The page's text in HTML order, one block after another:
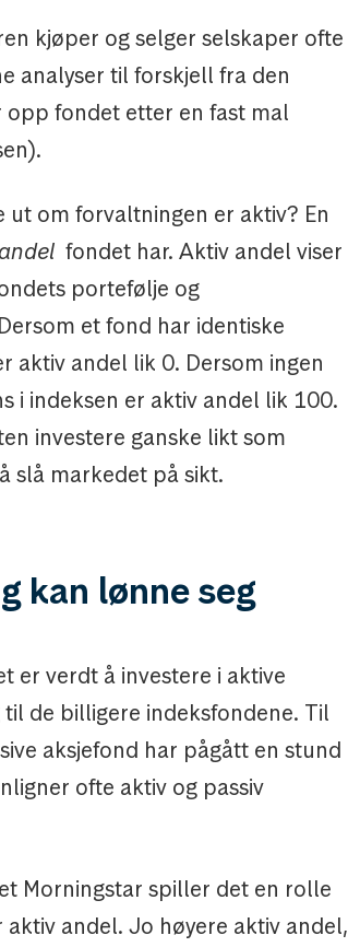
kjøper og selger selskaper ofte
analyser til forskjell fra den
opp fondet etter en fast mal
om forvaltningen er aktiv? En
fondet har. Aktiv andel viser
portefølje og
et fond har identiske
aktiv andel lik 0. Dersom ingen
i indeksen er aktiv andel lik 100.
investere ganske likt som
slå markedet på sikt.
kan lønne seg
er verdt å investere i aktive
de billigere indeksfondene. Til
aksjefond har pågått en stund
ofte aktiv og passiv
Morningstar spiller det en rolle
andel. Jo høyere aktiv andel,